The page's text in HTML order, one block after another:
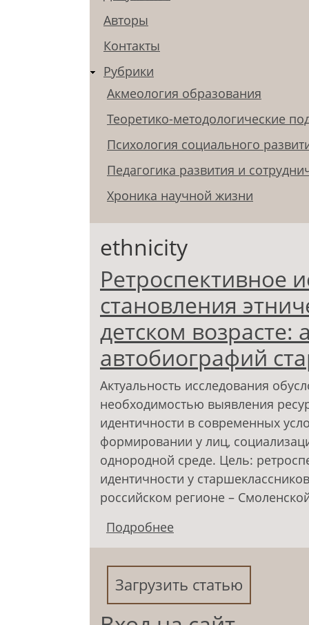
Авторы
Контакты
Рубрики
Акмеология образования
Теоретико-методологические
Психология социального
Педагогика развития и
Хроника научной жизни
ethnicity
Ретроспективное
становления
детском возрасте:
автобиографий
Актуальность исследования
необходимостью выявления
идентичности в современных
формировании у лиц,
однородной среде. Цель:
идентичности у
российском регионе –
Подробнее
идентичности в
автобиографий
Загрузить статью